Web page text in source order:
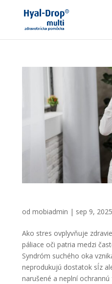
od mobiadmin | sep 9, 2025
Ako stres ovplyvňuje
páliace oči patria medzi
Syndróm suchého oka
neprodukujú dostatok sĺz
narušené a neplní